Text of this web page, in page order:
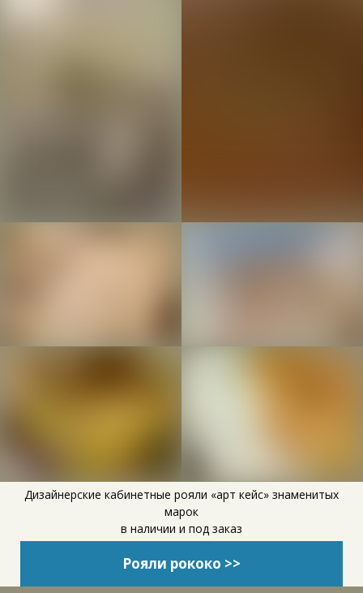
Дизайнерские кабинетные рояли «арт кейс» знаменитых
марок
в наличии и под заказ
Рояли рококо >>